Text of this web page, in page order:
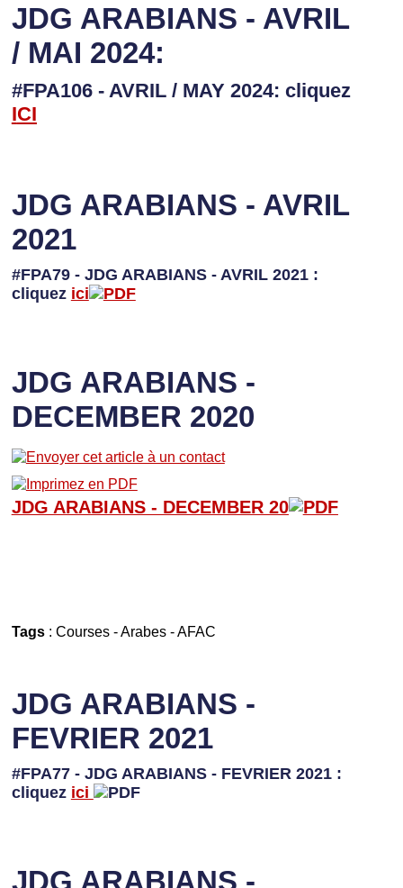
JDG ARABIANS - AVRIL
/ MAI 2024:
#FPA106 - AVRIL / MAY 2024: cliquez
ICI
JDG ARABIANS - AVRIL
2021
#FPA79 - JDG ARABIANS - AVRIL 2021 :
cliquez ici
JDG ARABIANS -
DECEMBER 2020
JDG ARABIANS - DECEMBER 20
Tags: Courses-Arabes-AFAC
JDG ARABIANS -
FEVRIER 2021
#FPA77 - JDG ARABIANS - FEVRIER 2021 :
cliquez ici